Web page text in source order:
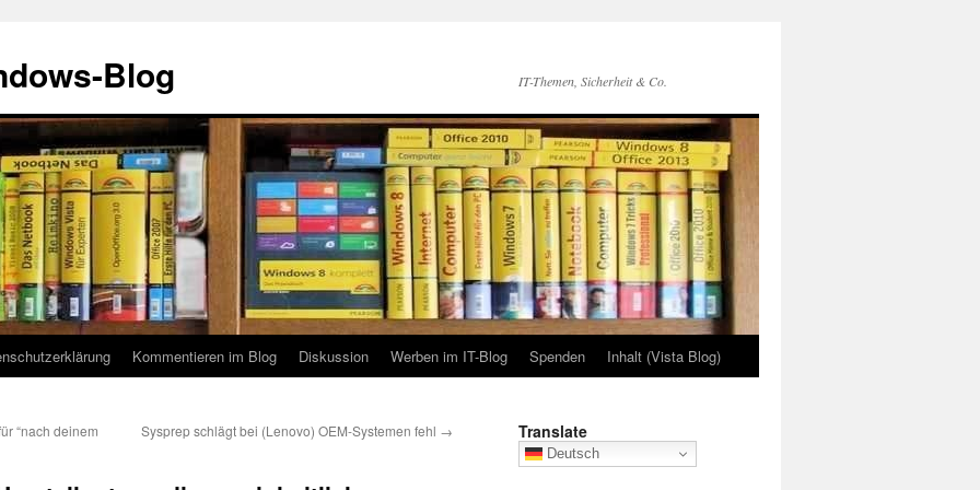
Blog IT-Themen, Sicherheit & Co.
Kommentieren im Blog Diskussion Werben im IT-Blog Spenden Inhalt (Vista Blog)
“nach deinem
Sysprep schlägt bei (Lenovo) OEM-Systemen fehl → Translate
Deutsch